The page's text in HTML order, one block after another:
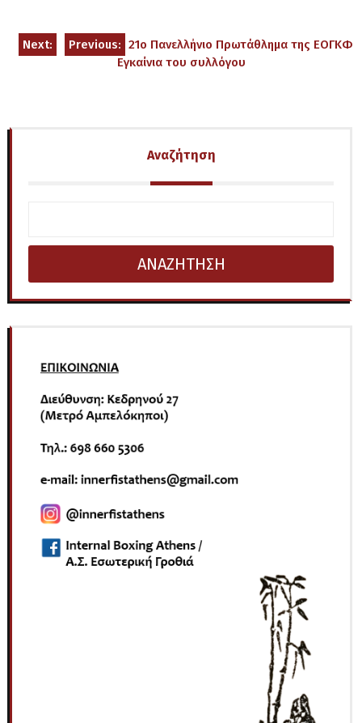
ΠλοήγησηPrevious: 21ο Πανελλήνιο Πρωτάθλημα της ΕΟΓΚΦ
Next:
Εγκαίνια του συλλόγου
Αναζήτηση
ΑΝΑΖΗΤΗΣΗ